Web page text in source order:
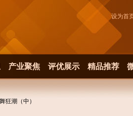
设为首
产业聚焦 评优展示 精品推荐
狂潮（中）